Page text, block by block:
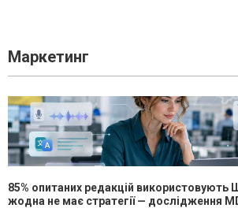
Маркетинг
85% опитаних редакцій використовують
жодна не має стратегії — дослідження